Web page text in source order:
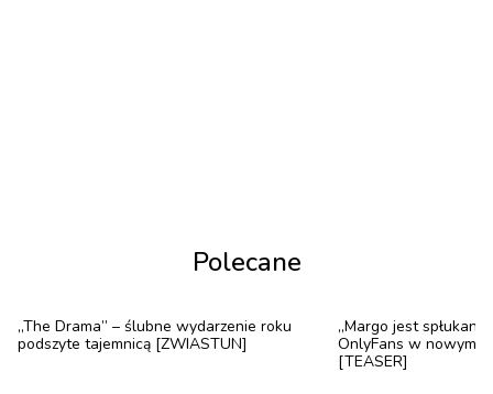
Polecane
„The Drama” – ślubne wydarzenie roku
podszyte tajemnicą [ZWIASTUN]
„Margo jest
OnlyFans w nowym
[TEASER]